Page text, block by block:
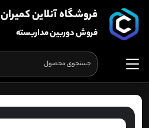
فروشگاه آنلاین کمیران
فروش دوربین مداربسته